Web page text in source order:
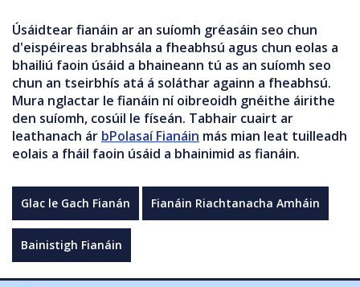
Úsáidtear fianáin ar an suíomh gréasáin seo chun
d'eispéireas brabhsála a fheabhsú agus chun eolas a
bhailiú faoin úsáid a bhaineann tú as an suíomh seo
chun an tseirbhís atá á soláthar againn a fheabhsú.
Mura nglactar le fianáin ní oibreoidh gnéithe áirithe
den suíomh, cosúil le físeán. Tabhair cuairt ar
leathanach ár bPolasaí Fianáin más mian leat tuilleadh
eolais a fháil faoin úsáid a bhainimid as fianáin.
Glac le Gach Fianán Fianáin Riachtanacha Amháin
Bainistigh Fianáin